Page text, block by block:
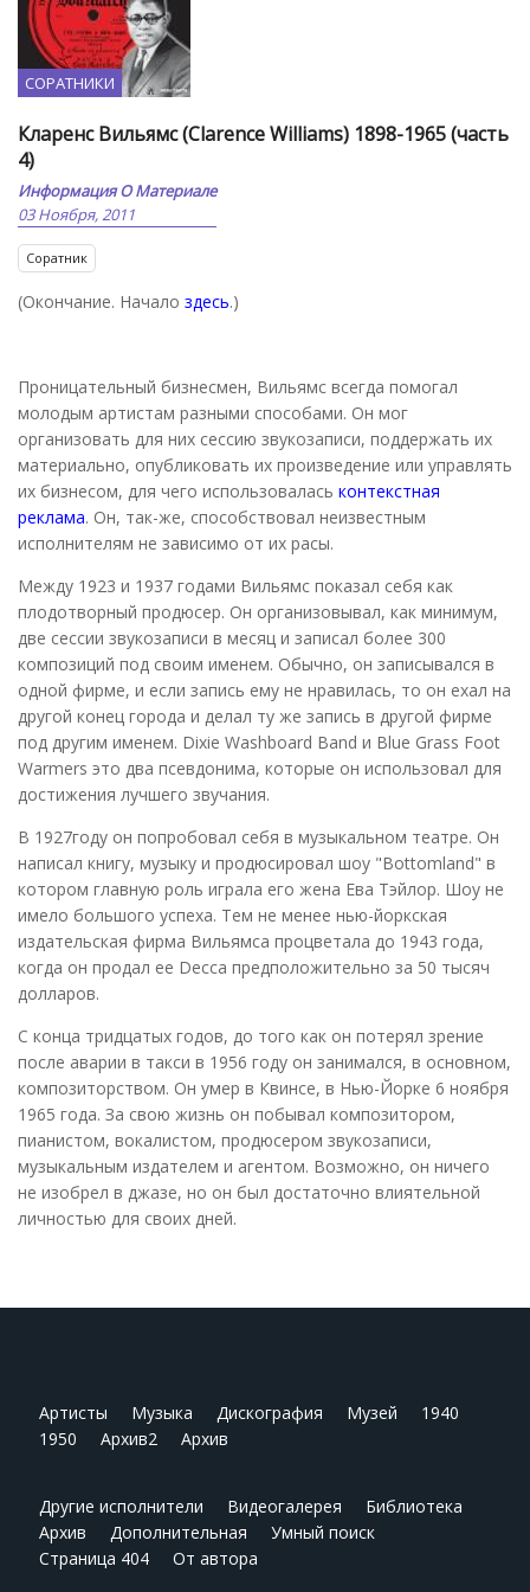
СОРАТНИКИ
Кларенс Вильямс (Clarence Williams) 1898-1965 (часть
4)
Информация О Материале
03 Ноября, 2011
Соратник
(Окончание. Начало здесь.)
Проницательный бизнесмен, Вильямс всегда помогал
молодым артистам разными способами. Он мог
организовать для них сессию звукозаписи, поддержать их
материально, опубликовать их произведение или управлять
их бизнесом, для чего использовалась контекстная
реклама. Он, так-же, способствовал неизвестным
исполнителям не зависимо от их расы.
Между 1923 и 1937 годами Вильямс показал себя как
плодотворный продюсер. Он организовывал, как минимум,
две сессии звукозаписи в месяц и записал более 300
композиций под своим именем. Обычно, он записывался в
одной фирме, и если запись ему не нравилась, то он ехал на
другой конец города и делал ту же запись в другой фирме
под другим именем. Dixie Washboard Band и Blue Grass Foot
Warmers это два псевдонима, которые он использовал для
достижения лучшего звучания.
В 1927году он попробовал себя в музыкальном театре. Он
написал книгу, музыку и продюсировал шоу "Bottomland" в
котором главную роль играла его жена Ева Тэйлор. Шоу не
имело большого успеха. Тем не менее нью-йоркская
издательская фирма Вильямса процветала до 1943 года,
когда он продал ее Decca предположительно за 50 тысяч
долларов.
С конца тридцатых годов, до того как он потерял зрение
после аварии в такси в 1956 году он занимался, в основном,
композиторством. Он умер в Квинсе, в Нью-Йорке 6 ноября
1965 года. За свою жизнь он побывал композитором,
пианистом, вокалистом, продюсером звукозаписи,
музыкальным издателем и агентом. Возможно, он ничего
не изобрел в джазе, но он был достаточно влиятельной
личностью для своих дней.
Артисты Музыка Дискография Музей
1940
1950
Архив2 Архив
Другие исполнители Видеогалерея
Библиотека
Архив
Дополнительная
Умный поиск
Страница 404
От автора